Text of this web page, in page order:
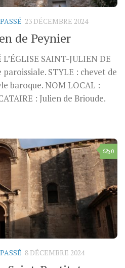
23 DÉCEMBRE 2024
de Peynier
SAINT-JULIEN DE
STYLE : chevet de
baroque. NOM LOCAL :
: Julien de Brioude.
0
8 DÉCEMBRE 2024